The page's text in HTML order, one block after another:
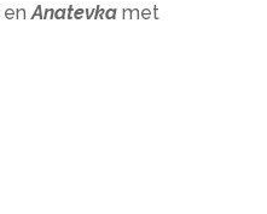
en Anatevka met